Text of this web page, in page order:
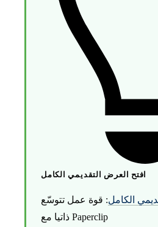
افتح العرض التقديمي الكامل
الكامل: قوة عمل تتوسّع
ذاتيا مع Paperclip